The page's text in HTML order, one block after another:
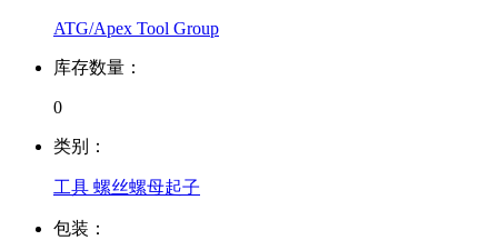
ATG/Apex Tool Group
库存数量：
0
类别：
工具 螺丝螺母起子
包装：